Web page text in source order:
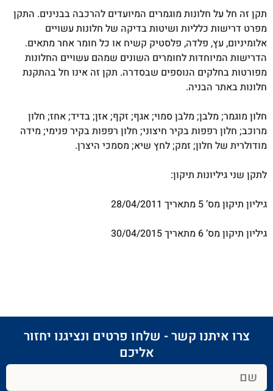
תקן זה חל על חלונות מוגמרים המיועדים להרכבה בבנינים. התקן
מפרט דרישות כלליות ושיטות בדיקה של חלונות עשויים
אלומיניום, עץ, פלדה, פלסטיק קשיח או כל חומר אחר מתאים.
הדרישות המיוחדות לחומרים השונים שמהם עשויים החלונות
מפורטות בחלקים הנוספים שבסדרה. תקן זה אינו חל בהתקנת
חלונות באתר הבניה.
חלון מוגמר; מלבן; מלבן סמוי; אגף; זקף; אזן; בדיד; אחז; חלון
מרוכב; חלון רפפות בקיר חיצוני; חלון רפפות בקיר פנימי; מידה
מודולרית של חלון; זמק; לחץ שיא; מסמכי היצרן.
לתקן שני גיליונות תיקון:
גיליון תיקון מס’ 5 מתאריך 28/04/2011
גיליון תיקון מס’ 6 מתאריך 30/04/2015
צרו איתנו קשר - שלחו פרטים ונציגנו יחזור
אליכם​